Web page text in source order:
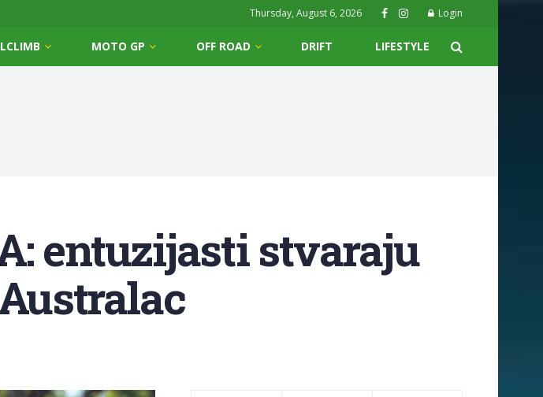
Thursday, August 6, 2026 Login
MOTO GP OFF ROAD DRIFT LIFESTYLE
entuzijasti stvaraju